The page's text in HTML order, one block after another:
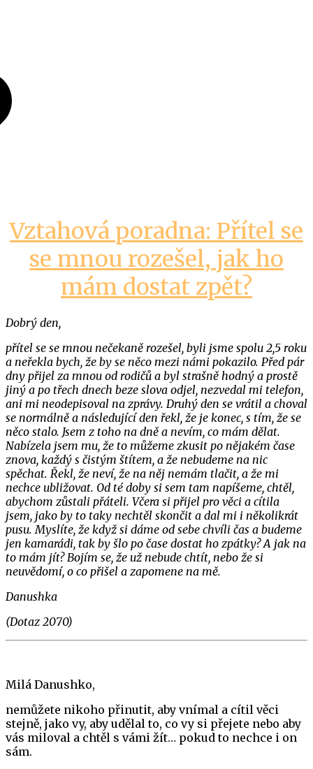
Vztahová poradna: Přítel se
se mnou rozešel, jak ho
mám dostat zpět?
Dobrý den,
přítel se se mnou nečekaně rozešel, byli jsme spolu 2,5 roku
a neřekla bych, že by se něco mezi námi pokazilo. Před pár
dny přijel za mnou od rodičů a byl strašně hodný a prostě
jiný a po třech dnech beze slova odjel, nezvedal mi telefon,
ani mi neodepisoval na zprávy. Druhý den se vrátil a choval
se normálně a následující den řekl, že je konec, s tím, že se
něco stalo. Jsem z toho na dně a nevím, co mám dělat.
Nabízela jsem mu, že to můžeme zkusit po nějakém čase
znova, každý s čistým štítem, a že nebudeme na nic
spěchat. Řekl, že neví, že na něj nemám tlačit, a že mi
nechce ubližovat. Od té doby si sem tam napíšeme, chtěl,
abychom zůstali přáteli. Včera si přijel pro věci a cítila
jsem, jako by to taky nechtěl skončit a dal mi i několikrát
pusu. Myslíte, že když si dáme od sebe chvíli čas a budeme
jen kamarádi, tak by šlo po čase dostat ho zpátky? A jak na
to mám jít? Bojím se, že už nebude chtít, nebo že si
neuvědomí, o co přišel a zapomene na mě.
Danushka
(Dotaz 2070)
Milá Danushko,
nemůžete nikoho přinutit, aby vnímal a cítil věci
stejně, jako vy, aby udělal to, co vy si přejete nebo aby
vás miloval a chtěl s vámi žít… pokud to nechce i on
sám.